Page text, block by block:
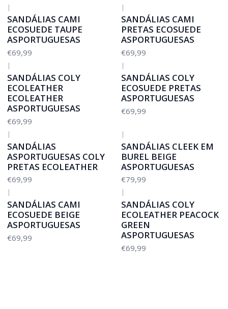
|
SANDÁLIAS CAMI
ECOSUEDE TAUPE
ASPORTUGUESAS
€69,99
|
SANDÁLIAS CAMI
PRETAS ECOSUEDE
ASPORTUGUESAS
€69,99
|
SANDÁLIAS COLY
ECOLEATHER
ECOLEATHER
ASPORTUGUESAS
€69,99
|
SANDÁLIAS COLY
ECOSUEDE PRETAS
ASPORTUGUESAS
€69,99
|
SANDÁLIAS
ASPORTUGUESAS COLY
PRETAS ECOLEATHER
€69,99
|
SANDÁLIAS CLEEK EM
BUREL BEIGE
ASPORTUGUESAS
€79,99
|
SANDÁLIAS CAMI
ECOSUEDE BEIGE
ASPORTUGUESAS
€69,99
|
SANDÁLIAS COLY
ECOLEATHER PEACOCK
GREEN
ASPORTUGUESAS
€69,99